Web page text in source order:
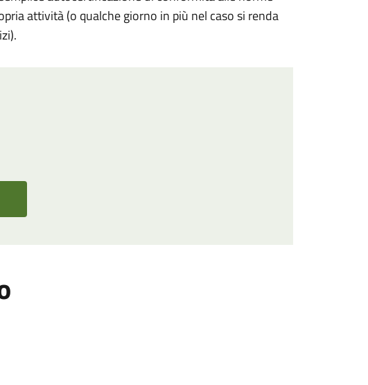
attività (o qualche giorno in più nel caso si renda